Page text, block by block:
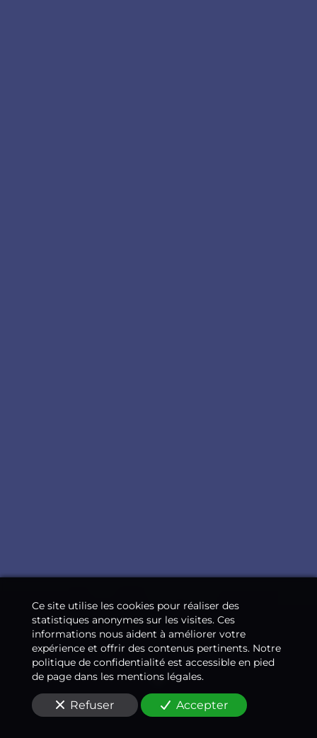
Ce site utilise les cookies pour réaliser des
statistiques anonymes sur les visites. Ces
informations nous aident à améliorer votre
expérience et offrir des contenus pertinents. Notre
politique de confidentialité est accessible en pied
de page dans les mentions légales.
Refuser Accepter